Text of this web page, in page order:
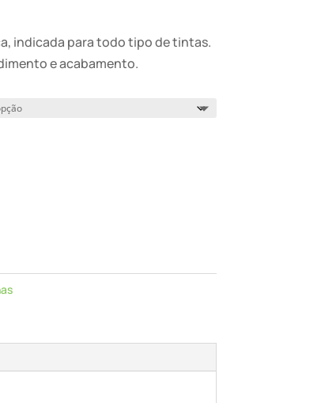
indicada para todo tipo de tintas.
e acabamento.